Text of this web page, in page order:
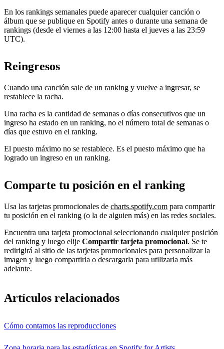
En los rankings semanales puede aparecer cualquier canción o
álbum que se publique en Spotify antes o durante una semana de
rankings (desde el viernes a las 12:00 hasta el jueves a las 23:59
UTC).
Reingresos
Cuando una canción sale de un ranking y vuelve a ingresar, se
restablece la racha.
Una racha es la cantidad de semanas o días consecutivos que un
ingreso ha estado en un ranking, no el número total de semanas o
días que estuvo en el ranking.
El puesto máximo no se restablece. Es el puesto máximo que ha
logrado un ingreso en un ranking.
Comparte tu posición en el ranking
Usa las tarjetas promocionales de charts.spotify.com para compartir
tu posición en el ranking (o la de alguien más) en las redes sociales.
Encuentra una tarjeta promocional seleccionando cualquier posición
del ranking y luego elije Compartir tarjeta promocional. Se te
redirigirá al sitio de las tarjetas promocionales para personalizar la
imagen y luego compartirla o descargarla para utilizarla más
adelante.
Artículos relacionados
Cómo contamos las reproducciones